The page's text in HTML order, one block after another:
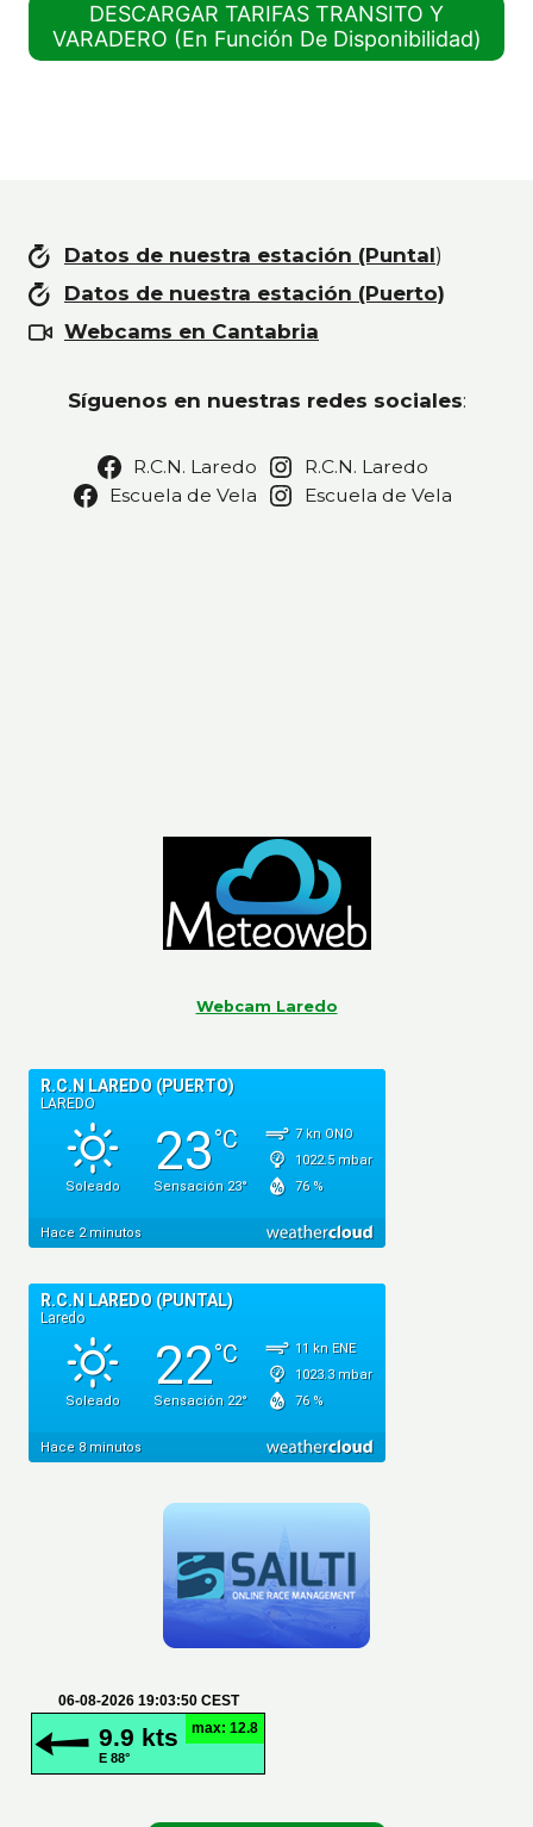
DESCARGAR TARIFAS TRANSITO Y
VARADERO (En Función De Disponibilidad)
Datos de nuestra estación (Puntal)
Datos de nuestra estación (Puerto)
Webcams en Cantabria
Síguenos en nuestras redes sociales:
R.C.N. Laredo
R.C.N. Laredo
Escuela de Vela
Escuela de Vela
Webcam Laredo